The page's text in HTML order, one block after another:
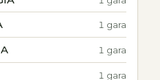
1 gara
1 gara
1 gara